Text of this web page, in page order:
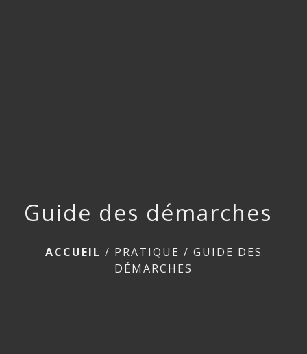
Guide des démarches
ACCUEIL / PRATIQUE / GUIDE DES
DÉMARCHES